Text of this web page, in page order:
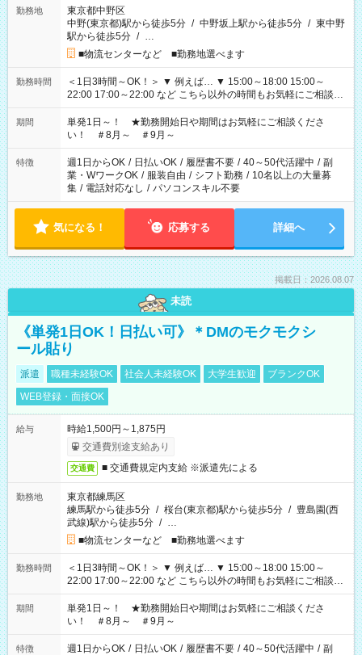
勤務地
東京都中野区
中野(東京都)駅から徒歩5分 / 中野坂上駅から徒歩5分 / 東中野
駅から徒歩5分 / …
■物流センターなど ■勤務地選べます
勤務時間
＜1日3時間～OK！＞ ▼ 例えば… ▼ 15:00～18:00 15:00～
22:00 17:00～22:00 など こちら以外の時間もお気軽にご相談く
ださい！
期間
単発1日～！ ★勤務開始日や期間はお気軽にご相談くださ
い！ ＃8月～ ＃9月～
特徴 週1日からOK / 日払いOK / 履歴書不要 / 40～50代活躍中 / 副
業・WワークOK / 服装自由 / シフト勤務 / 10名以上の大量募
集 / 電話対応なし / パソコンスキル不要
気になる！ 応募する 詳細へ
掲載日：2026.08.07
未読
《単発1日OK！日払い可》＊DMのモクモクシ
ール貼り
派遣 職種未経験OK 社会人未経験OK 大学生歓迎
ブランクOK
WEB登録・面接OK
給与
時給1,500円～1,875円
交通費別途支給あり
交通費 ■ 交通費規定内支給 ※派遣先による
勤務地
東京都練馬区
練馬駅から徒歩5分 / 桜台(東京都)駅から徒歩5分 / 豊島園(西
武線)駅から徒歩5分 / …
■物流センターなど ■勤務地選べます
勤務時間
＜1日3時間～OK！＞ ▼ 例えば… ▼ 15:00～18:00 15:00～
22:00 17:00～22:00 など こちら以外の時間もお気軽にご相談く
ださい！
期間
単発1日～！ ★勤務開始日や期間はお気軽にご相談くださ
い！ ＃8月～ ＃9月～
特徴 週1日からOK / 日払いOK / 履歴書不要 / 40～50代活躍中 / 副